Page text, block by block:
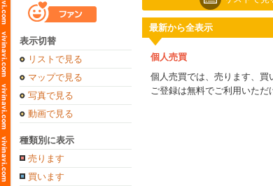
表示切替
リストで見る
マップで見る
写真で見る
動画で見る
種類別に表示
売ります
買います
最新から全表示
個人売買
個人売買では、売ります、買
ご登録は無料でご利用いただ